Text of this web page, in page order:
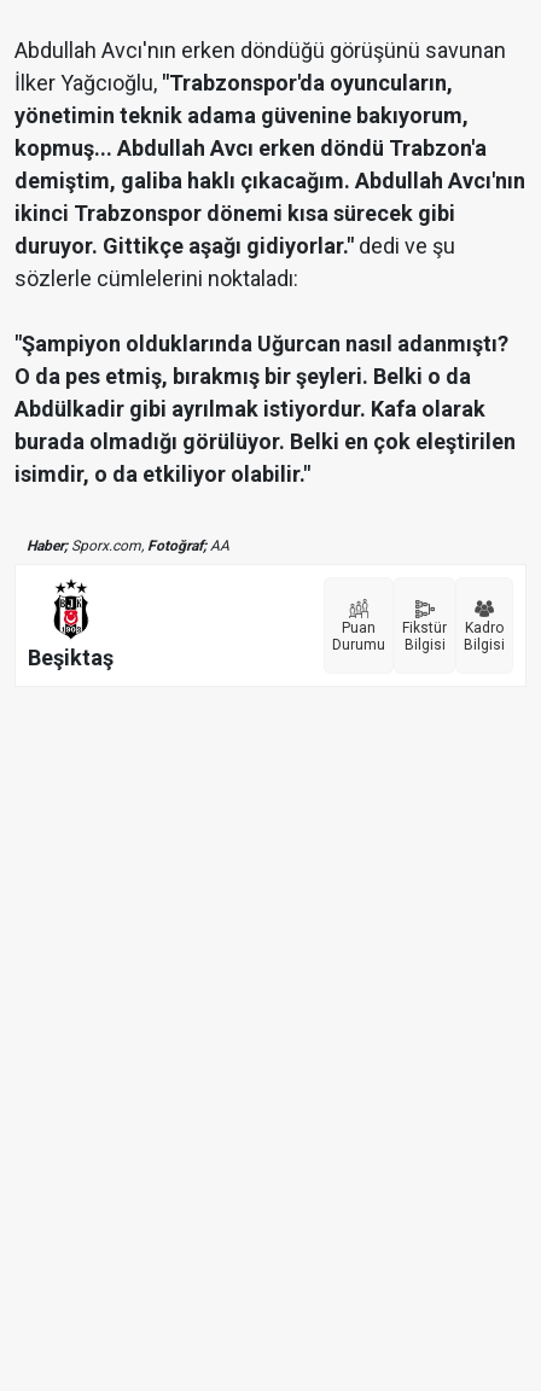
Abdullah Avcı'nın erken döndüğü görüşünü savunan
İlker Yağcıoğlu, "Trabzonspor'da oyuncuların,
yönetimin teknik adama güvenine bakıyorum,
kopmuş... Abdullah Avcı erken döndü Trabzon'a
demiştim, galiba haklı çıkacağım. Abdullah Avcı'nın
ikinci Trabzonspor dönemi kısa sürecek gibi
duruyor. Gittikçe aşağı gidiyorlar." dedi ve şu
sözlerle cümlelerini noktaladı:
"Şampiyon olduklarında Uğurcan nasıl adanmıştı?
O da pes etmiş, bırakmış bir şeyleri. Belki o da
Abdülkadir gibi ayrılmak istiyordur. Kafa olarak
burada olmadığı görülüyor. Belki en çok eleştirilen
isimdir, o da etkiliyor olabilir."
Haber;Sporx.com, Fotoğraf;AA
Beşiktaş
Puan
Durumu
Fikstür
Bilgisi
Kadro
Bilgisi